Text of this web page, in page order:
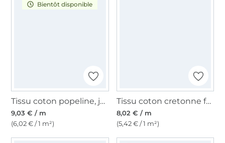
Bientôt disponible
Tissu coton popeline, jaune
9,03 € / m
(6,02 € / 1 m²)
Tissu coton cretonne fanion, vert moyen
8,02 € / m
(5,42 € / 1 m²)